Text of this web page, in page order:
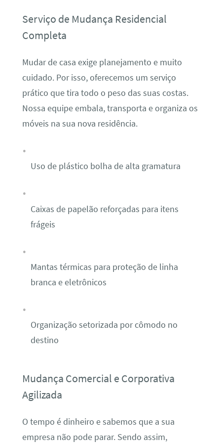
Serviço de Mudança Residencial
Completa
Mudar de casa exige planejamento e muito
cuidado. Por isso, oferecemos um serviço
prático que tira todo o peso das suas costas.
Nossa equipe embala, transporta e organiza os
móveis na sua nova residência.
Uso de plástico bolha de alta gramatura
Caixas de papelão reforçadas para itens
frágeis
Mantas térmicas para proteção de linha
branca e eletrônicos
Organização setorizada por cômodo no
destino
Mudança Comercial e Corporativa
Agilizada
O tempo é dinheiro e sabemos que a sua
empresa não pode parar. Sendo assim,